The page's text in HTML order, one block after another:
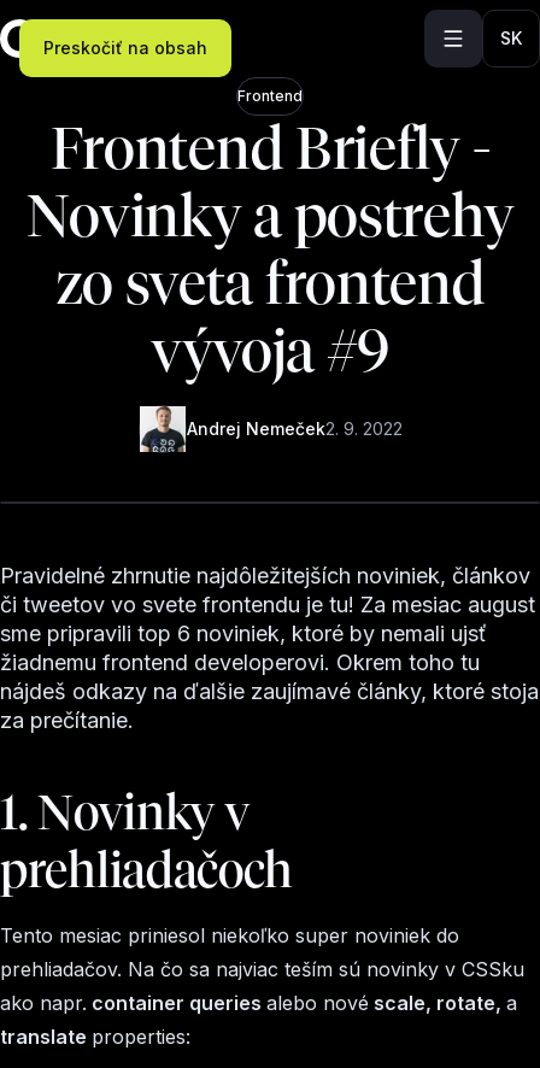
Preskočiť na obsah SK
Frontend
Frontend Briefly -
Novinky a postrehy
zo sveta frontend
vývoja #9
Andrej Nemeček2. 9. 2022
Pravidelné zhrnutie najdôležitejších noviniek, článkov
či tweetov vo svete frontendu je tu! Za mesiac august
sme pripravili top 6 noviniek, ktoré by nemali ujsť
žiadnemu frontend developerovi. Okrem toho tu
nájdeš odkazy na ďalšie zaujímavé články, ktoré stoja
za prečítanie.
1. Novinky v
prehliadačoch
Tento mesiac priniesol niekoľko super noviniek do
prehliadačov. Na čo sa najviac teším sú novinky v CSSku
ako napr. container queries alebo nové scale, rotate, a
translate properties: